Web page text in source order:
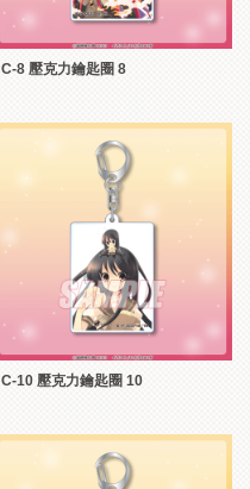
C-8 壓克力鑰匙圈 8
C-10 壓克力鑰匙圈 10